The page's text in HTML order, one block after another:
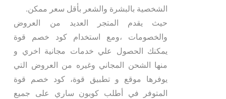
الشخصية بالبشرة والشعر بأقل سعر ممكن.
حيث يقدم المتجر العديد من العروض
والخصومات ،ومع استخدام كود خصم قوة
يمكنك الحصول علي خدمات مجانية اخري و
منها الشحن المجاني وغيره من العروض التي
يوفرها موقع و تطبيق قوة، كود خصم قوة
المتوفر في أطلب كوبون ساري على جميع